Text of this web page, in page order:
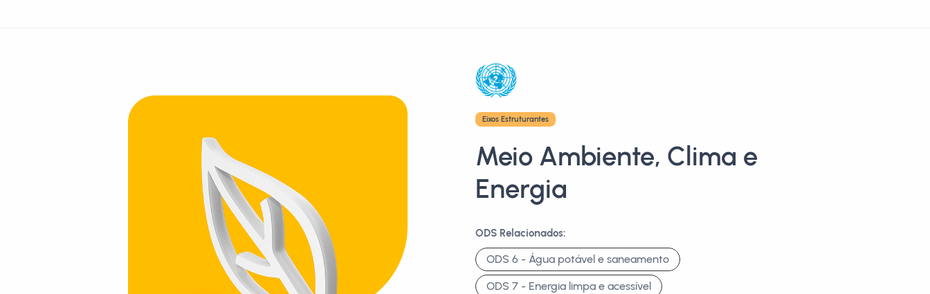
Eixos Estruturantes
Meio Ambiente, Clima e
Energia
ODS Relacionados:
ODS 6 - Água potável e saneamento
ODS 7 - Energia limpa e acessível